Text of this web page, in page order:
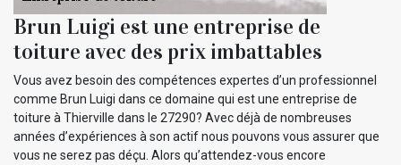
Brun Luigi est une entreprise de
toiture avec des prix imbattables
Vous avez besoin des compétences expertes d’un professionnel
comme Brun Luigi dans ce domaine qui est une entreprise de
toiture à Thierville dans le 27290? Avec déjà de nombreuses
années d’expériences à son actif nous pouvons vous assurer que
vous ne serez pas déçu. Alors qu’attendez-vous encore